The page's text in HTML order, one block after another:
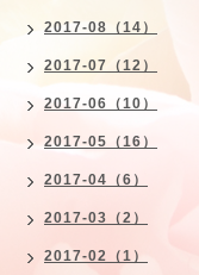
2017-08（14）
2017-07（12）
2017-06（10）
2017-05（16）
2017-04（6）
2017-03（2）
2017-02（1）